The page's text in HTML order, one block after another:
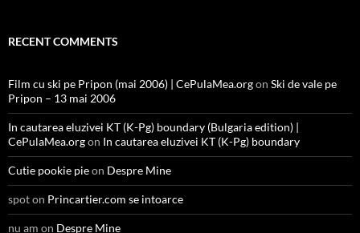
RECENT COMMENTS
Film cu ski pe Pripon (mai 2006) | CePulaMea.orgon Ski de vale pe
Pripon – 13 mai 2006
In cautarea eluzivei KT (K-Pg) boundary (Bulgaria edition) |
CePulaMea.orgon In cautarea eluzivei KT (K-Pg) boundary
Cutie pookie pieon Despre Mine
spoton Princartier.com se intoarce
nu am on Despre Mine